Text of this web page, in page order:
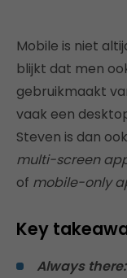
Mobile is niet
blijkt dat men
gebruikmaakt
vaak een
Steven is dan
multi-screen
of mobile-only
Key
Always there: